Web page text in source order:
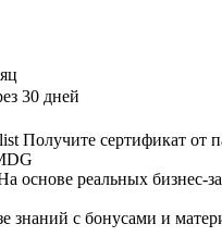
30 дней
Получите сертификат от
основе реальных бизнес-
знаний с бонусами и